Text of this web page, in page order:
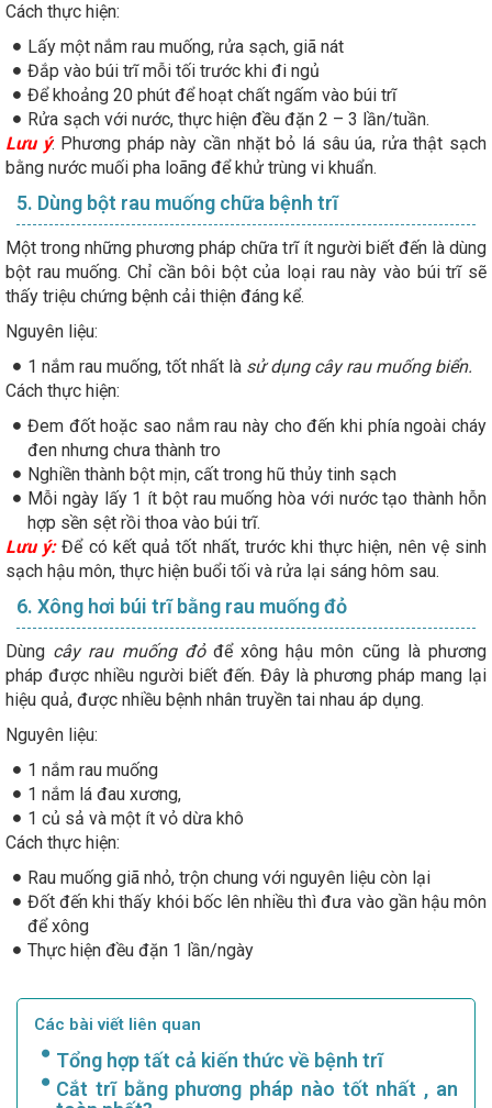
Cách thực hiện:
Lấy một nắm rau muống, rửa sạch, giã nát
Đắp vào búi trĩ mỗi tối trước khi đi ngủ
Để khoảng 20 phút để hoạt chất ngấm vào búi trĩ
Rửa sạch với nước, thực hiện đều đặn 2 – 3 lần/tuần.
Lưu ý: Phương pháp này cần nhặt bỏ lá sâu úa, rửa thật sạch
bằng nước muối pha loãng để khử trùng vi khuẩn.
5. Dùng bột rau muống chữa bệnh trĩ
Một trong những phương pháp chữa trĩ ít người biết đến là dùng
bột rau muống. Chỉ cần bôi bột của loại rau này vào búi trĩ sẽ
thấy triệu chứng bệnh cải thiện đáng kể.
Nguyên liệu:
1 nắm rau muống, tốt nhất là sử dụng cây rau muống biển.
Cách thực hiện:
Đem đốt hoặc sao nắm rau này cho đến khi phía ngoài cháy
đen nhưng chưa thành tro
Nghiền thành bột mịn, cất trong hũ thủy tinh sạch
Mỗi ngày lấy 1 ít bột rau muống hòa với nước tạo thành hỗn
hợp sền sệt rồi thoa vào búi trĩ.
Lưu ý:Để có kết quả tốt nhất, trước khi thực hiện, nên vệ sinh
sạch hậu môn, thực hiện buổi tối và rửa lại sáng hôm sau.
6. Xông hơi búi trĩ bằng rau muống đỏ
Dùng cây rau muống đỏ để xông hậu môn cũng là phương
pháp được nhiều người biết đến. Đây là phương pháp mang lại
hiệu quả, được nhiều bệnh nhân truyền tai nhau áp dụng.
Nguyên liệu:
1 nắm rau muống
1 nắm lá đau xương,
1 củ sả và một ít vỏ dừa khô
Cách thực hiện:
Rau muống giã nhỏ, trộn chung với nguyên liệu còn lại
Đốt đến khi thấy khói bốc lên nhiều thì đưa vào gần hậu môn
để xông
Thực hiện đều đặn 1 lần/ngày
Các bài viết liên quan
Tổng hợp tất cả kiến thức về bệnh trĩ
Cắt trĩ bằng phương pháp nào tốt nhất , an